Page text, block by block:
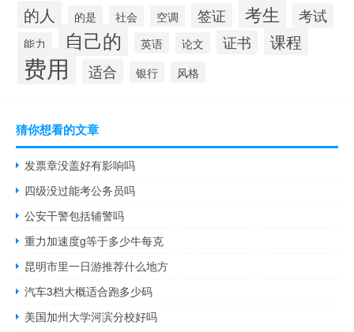
的人 的是 社会 空调 签证 考生 考试
能力 自己的 英语 论文 证书 课程
费用 适合 银行 风格
猜你想看的文章
发票章没盖好有影响吗
四级没过能考公务员吗
公安干警包括辅警吗
重力加速度g等于多少牛每克
昆明市里一日游推荐什么地方
汽车3档大概适合跑多少码
美国加州大学河滨分校好吗